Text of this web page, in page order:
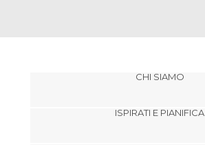
CHI SIAMO
ISPIRATI E PIANIFICA